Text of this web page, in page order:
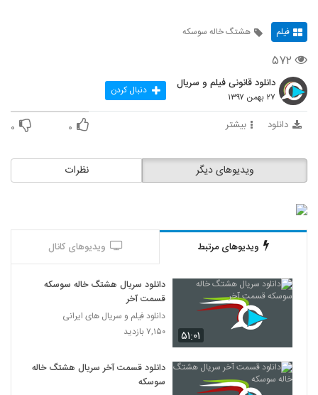
فیلم هشتگ خاله سوسکه
۵۷۲
دانلود قانونی فیلم و سریال
۲۷ بهمن ۱۳۹۷ دنبال کردن
دانلود بیشتر ۰ ۰
نظرات ویدیوهای دیگر
ویدیوهای مرتبط ویدیوهای کانال
۵۱:۰۱
دانلود سریال هشتگ خاله سوسکه
قسمت آخر
دانلود فیلم و سریال های ایرانی
۷,۱۵۰ بازدید
دانلود قسمت آخر سریال هشتگ خاله
سوسکه